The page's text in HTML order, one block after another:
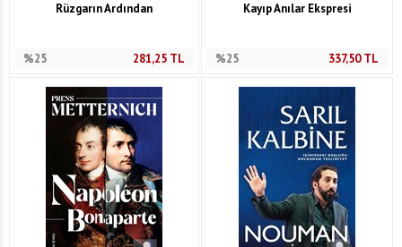
Rüzgarın Ardından
%25 281,25TL
Kayıp Anılar Ekspresi
%25 337,50TL